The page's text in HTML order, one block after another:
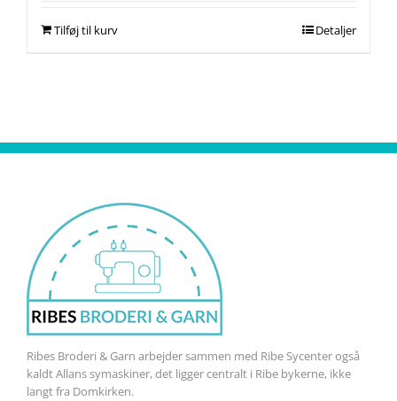
Tilføj til kurv Detaljer
Ribes Broderi & Garn arbejder sammen med Ribe Sycenter også
kaldt Allans symaskiner, det ligger centralt i Ribe bykerne, ikke
langt fra Domkirken.